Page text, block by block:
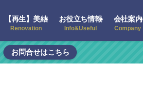
【再生】美結
Renovation
お役立ち情報
Info&Useful
会社案内
Company
お問合せはこちら